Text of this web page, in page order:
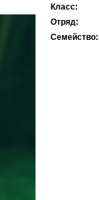
Класс:
Отряд:
Семейство: